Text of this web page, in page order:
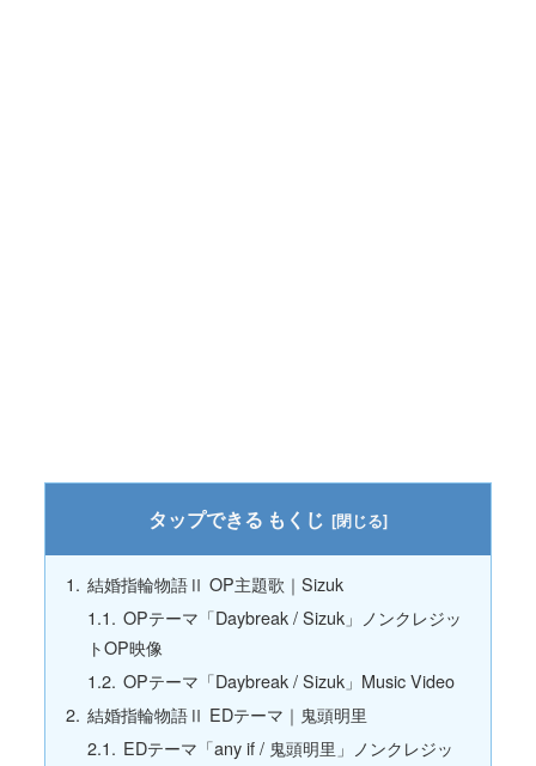
もくじ
結婚指輪物語Ⅱ OP主題歌｜Sizuk
OPテーマ「Daybreak / Sizuk」ノンクレジッ
トOP映像
OPテーマ「Daybreak / Sizuk」Music Video
結婚指輪物語Ⅱ EDテーマ｜鬼頭明里
EDテーマ「any if / 鬼頭明里」ノンクレジッ